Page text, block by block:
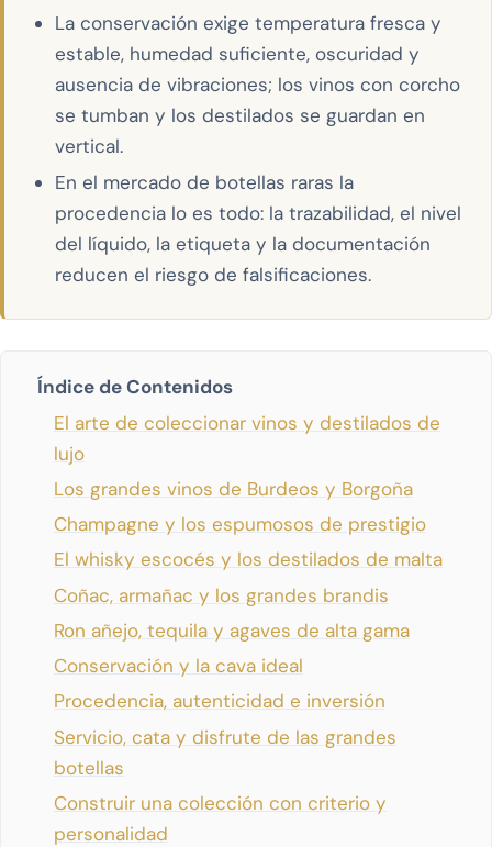
La conservación exige temperatura fresca y
estable, humedad suficiente, oscuridad y
ausencia de vibraciones; los vinos con corcho
se tumban y los destilados se guardan en
vertical.
En el mercado de botellas raras la
procedencia lo es todo: la trazabilidad, el nivel
del líquido, la etiqueta y la documentación
reducen el riesgo de falsificaciones.
Índice de Contenidos
El arte de coleccionar vinos y destilados de
lujo
Los grandes vinos de Burdeos y Borgoña
Champagne y los espumosos de prestigio
El whisky escocés y los destilados de malta
Coñac, armañac y los grandes brandis
Ron añejo, tequila y agaves de alta gama
Conservación y la cava ideal
Procedencia, autenticidad e inversión
Servicio, cata y disfrute de las grandes
botellas
Construir una colección con criterio y
personalidad